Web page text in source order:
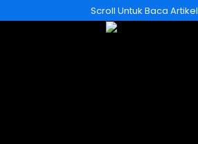
ke
Scroll Untuk Baca Artikel